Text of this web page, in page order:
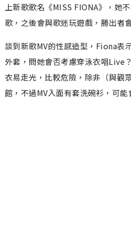
上新歌歌名《MISS FIONA》，她
歌，之後會與歌迷玩遊戲，勝出者
談到新歌MV的性感造型，Fiona表
外套，問她會否考慮穿泳衣唱Live
衣易走光，比較危險，除非（與觀
館，不過MV入面有套洗碗衫，可能